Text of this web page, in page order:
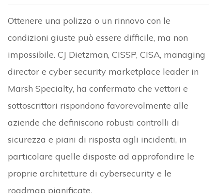
Ottenere una polizza o un rinnovo con le
condizioni giuste può essere difficile, ma non
impossibile. CJ Dietzman, CISSP, CISA, managing
director e cyber security marketplace leader in
Marsh Specialty, ha confermato che vettori e
sottoscrittori rispondono favorevolmente alle
aziende che definiscono robusti controlli di
sicurezza e piani di risposta agli incidenti, in
particolare quelle disposte ad approfondire le
proprie architetture di cybersecurity e le
roadmap pianificate.